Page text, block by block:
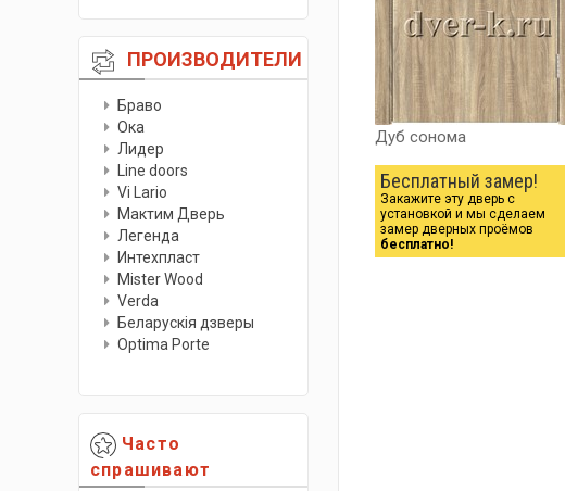
ПРОИЗВОДИТЕЛИ
Браво
Ока
Лидер
Line doors
Vi Lario
Мактим Дверь
Легенда
Интехпласт
Мister Wood
Verda
Беларускiя дзверы
Optima Porte
Часто
спрашивают
Дуб сонома
Бесплатный замер!
Закажите эту дверь с
установкой и мы сделаем
замер дверных проёмов
бесплатно!